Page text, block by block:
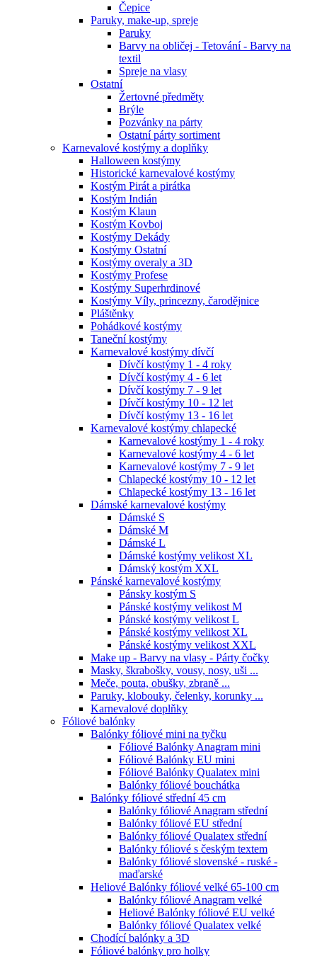
Čepice
Paruky, make-up, spreje
Paruky
Barvy na obličej - Tetování - Barvy na
textil
Spreje na vlasy
Ostatní
Žertovné předměty
Brýle
Pozvánky na párty
Ostatní párty sortiment
Karnevalové kostýmy a doplňky
Halloween kostýmy
Historické karnevalové kostýmy
Kostým Pirát a pirátka
Kostým Indián
Kostým Klaun
Kostým Kovboj
Kostýmy Dekády
Kostýmy Ostatní
Kostýmy overaly a 3D
Kostýmy Profese
Kostýmy Superhrdinové
Kostýmy Víly, princezny, čarodějnice
Pláštěnky
Pohádkové kostýmy
Taneční kostýmy
Karnevalové kostýmy dívčí
Dívčí kostýmy 1 - 4 roky
Dívčí kostýmy 4 - 6 let
Dívčí kostýmy 7 - 9 let
Dívčí kostýmy 10 - 12 let
Dívčí kostýmy 13 - 16 let
Karnevalové kostýmy chlapecké
Karnevalové kostýmy 1 - 4 roky
Karnevalové kostýmy 4 - 6 let
Karnevalové kostýmy 7 - 9 let
Chlapecké kostýmy 10 - 12 let
Chlapecké kostýmy 13 - 16 let
Dámské karnevalové kostýmy
Dámské S
Dámské M
Dámské L
Dámské kostýmy velikost XL
Dámský kostým XXL
Pánské karnevalové kostýmy
Pánsky kostým S
Pánské kostýmy velikost M
Pánské kostýmy velikost L
Pánské kostýmy velikost XL
Pánské kostýmy velikost XXL
Make up - Barvy na vlasy - Párty čočky
Masky, škrabošky, vousy, nosy, uši ...
Meče, pouta, obušky, zbraně ...
Paruky, klobouky, čelenky, korunky ...
Karnevalové doplňky
Fóliové balónky
Balónky fóliové mini na tyčku
Fóliové Balónky Anagram mini
Fóliové Balónky EU mini
Fóliové Balónky Qualatex mini
Balónky fóliové bouchátka
Balónky fóliové střední 45 cm
Balónky fóliové Anagram střední
Balónky fóliové EU střední
Balónky fóliové Qualatex střední
Balónky fóliové s českým textem
Balónky fóliové slovenské - ruské -
maďarské
Heliové Balónky fóliové velké 65-100 cm
Balónky fóliové Anagram velké
Heliové Balónky fóliové EU velké
Balónky fóliové Qualatex velké
Chodící balónky a 3D
Fóliové balónky pro holky